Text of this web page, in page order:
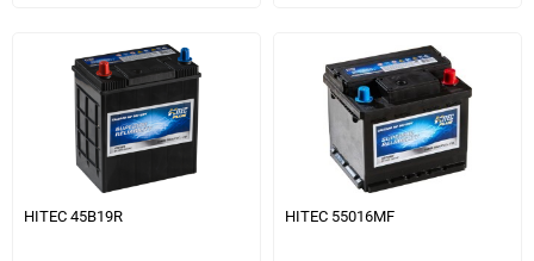
HITEC 45B19R HITEC 55016MF